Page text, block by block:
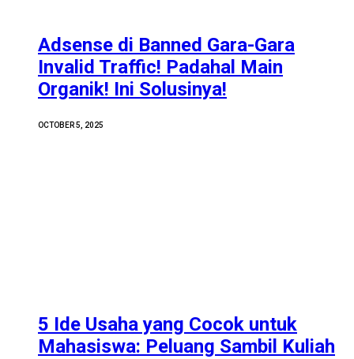
Adsense di Banned Gara-Gara
Invalid Traffic! Padahal Main
Organik! Ini Solusinya!
OCTOBER 5, 2025
5 Ide Usaha yang Cocok untuk
Mahasiswa: Peluang Sambil Kuliah